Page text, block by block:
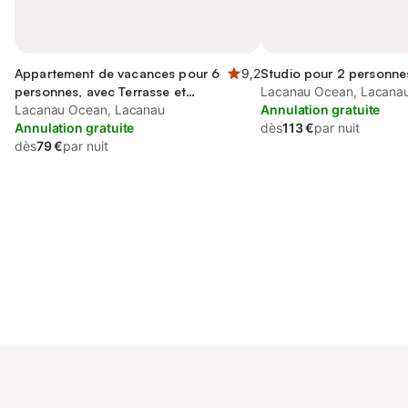
Appartement de vacances pour 6
personnes, avec Terrasse et
Piscine
9,2
Lacanau Ocean, Lacanau
Annulation gratuite
dès79 €par nuit
Studio pour 2
Lacanau Ocean,
Annulation gratuite
dès113 €par nuit